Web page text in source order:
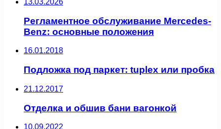
13.03.2026
Регламентное обслуживание Mercedes-
Benz: основные положения
16.01.2018
Подложка под паркет: tuplex или пробка
21.12.2017
Отделка и обшив бани вагонкой
10.09.2022